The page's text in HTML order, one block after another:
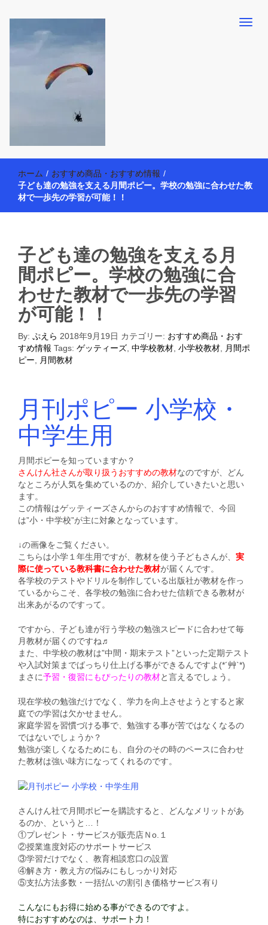
働く母の40代を楽しむ方法
ー活動を通して、豊かな生活を楽しんでいます。懸賞やモニター生
活だけでなく、大好きな【旅行・温泉・食育・美容健康アイテム探
索】も全力で楽しみます。
ホーム / おすすめ商品・おすすめ情報 /
子ども達の勉強を支える月間ポピー。学校の勉強に合わせた教
材で一歩先の学習が可能！！
子ども達の勉強を支える月
間ポピー。学校の勉強に合
わせた教材で一歩先の学習
が可能！！
By: ぷえら 2018年9月19日 カテゴリー: おすすめ商品・おす
すめ情報 Tags: ゲッティーズ 中学校教材 小学校教材
月間ポ
ピー
月間教材
月刊ポピー 小学校・
中学生用
月間ポピーを知っていますか？
さんけん社さんが取り扱うおすすめの教材なのですが、どん
なところが人気を集めているのか、紹介していきたいと思い
ます。
この情報はゲッティーズさんからのおすすめ情報で、今回
は”小・中学校”が主に対象となっています。
↓の画像をご覧ください。
こちらは小学１年生用ですが、教材を使う子どもさんが、 実
際に使っている教科書に合わせた教材が届くんです。
各学校のテストやドリルを制作している出版社が教材を作っ
ているからこそ、各学校の勉強に合わせた信頼できる教材が
出来あがるのですって。
ですから、子ども達が行う学校の勉強スピードに合わせて毎
月教材が届くのですね♬
また、中学校の教材は”中間・期末テスト”といった定期テスト
や入試対策までばっちり仕上げる事ができるんですよ(*´艸`*)
まさに予習・復習にもぴったりの教材と言えるでしょう。
現在学校の勉強だけでなく、学力を向上させようとすると家
庭での学習は欠かせません。
家庭学習を習慣づける事で、勉強する事が苦ではなくなるの
ではないでしょうか？
勉強が楽しくなるためにも、自分のその時のペースに合わせ
た教材は強い味方になってくれるのです。
さんけん社で月間ポピーを購読すると、どんなメリットがあ
るのか、というと…！
①プレゼント・サービスが販売店Ｎo.１
②授業進度対応のサポートサービス
③学習だけでなく、教育相談窓口の設置
④解き方・教え方の悩みにもしっかり対応
⑤支払方法多数・一括払いの割引き価格サービス有り
こんなにもお得に始める事ができるのですよ。
特におすすめなのは、サポート力！